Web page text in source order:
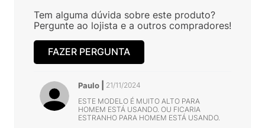
Tem alguma dúvida sobre este produto?
Pergunte ao lojista e a outros compradores!
FAZER PERGUNTA
Paulo
21/11/2024
ESTE MODELO É MUITO ALTO PARA
HOMEM ESTÁ USANDO. OU FICARIA
ESTRANHO PARA HOMEM ESTÁ USANDO.